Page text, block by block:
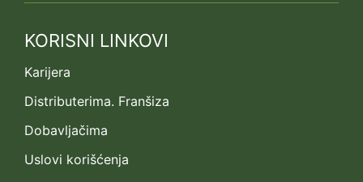
KORISNI LINKOVI
Karijera
Distributerima. Franšiza
Dobavljačima
Uslovi korišćenja